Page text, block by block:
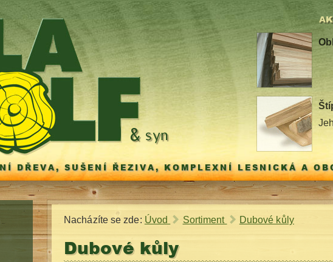
DŘEVA, SUŠENÍ ŘEZIVA, KOMPLEXNÍ LESNICKÁ A
Nacházíte se zde: Úvod Sortiment Dubové kůly
Dubové kůly